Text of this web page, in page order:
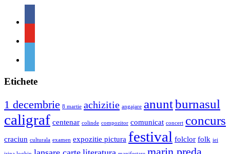
Etichete
1 decembrie 8 martie achizitie angajare anuntburnasul
caligraf centenar colinde compozitor comunicat concert concurs
craciun culturala examen expozitie pictura festival folclor folk iei